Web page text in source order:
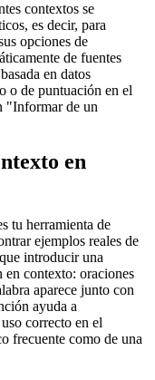
contextos se
es decir, para
opciones de
de fuentes
en datos
o de puntuación en el
"Informar de un
en
tu herramienta de
ejemplos reales de
introducir una
en contexto: oraciones
aparece junto con
ayuda a
correcto en el
frecuente como de una